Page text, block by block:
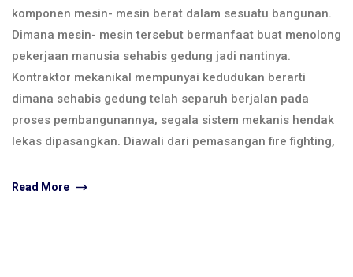
komponen mesin- mesin berat dalam sesuatu bangunan.
Dimana mesin- mesin tersebut bermanfaat buat menolong
pekerjaan manusia sehabis gedung jadi nantinya.
Kontraktor mekanikal mempunyai kedudukan berarti
dimana sehabis gedung telah separuh berjalan pada
proses pembangunannya, segala sistem mekanis hendak
lekas dipasangkan. Diawali dari pemasangan fire fighting,
Read More